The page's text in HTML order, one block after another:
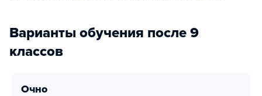
Варианты обучения после 9
классов
очно